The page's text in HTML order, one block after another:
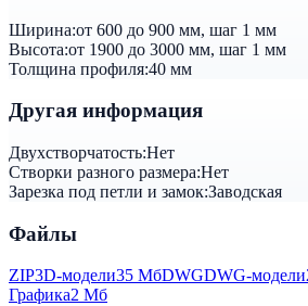
Ширина:от 600 до 900 мм, шаг 1 мм
Высота:от 1900 до 3000 мм, шаг 1 мм
Толщина профиля:40 мм
Другая информация
Двуxстворчатость:Нет
Створки разного размера:Нет
Зарезка под петли и замок:Заводская
Файлы
ZIP3D-модели35 МбDWGDWG-модели
Графика2 Мб